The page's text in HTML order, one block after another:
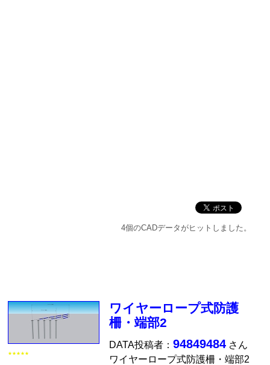
4個のCADデータがヒットしました。
★★★★★
ワイヤーロープ式防護
柵・端部2
DATA投稿者：94849484 さん
ワイヤーロープ式防護柵・端部2